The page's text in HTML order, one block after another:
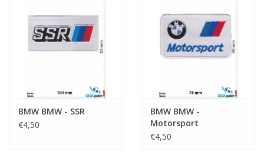
BMW BMW - SSR
€4,50
BMW BMW -
Motorsport
€4,50